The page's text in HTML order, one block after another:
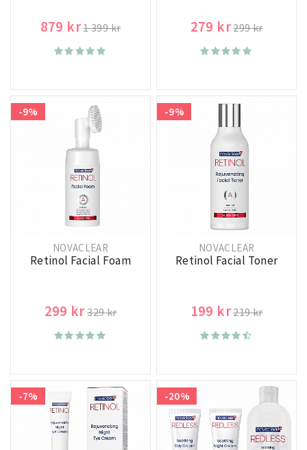
879 kr1 399 kr 279 kr299 kr
-9%
NOVACLEAR
Retinol Facial Foam
299 kr329 kr
-9%
NOVACLEAR
Retinol Facial Toner
199 kr219 kr
-7% -20%